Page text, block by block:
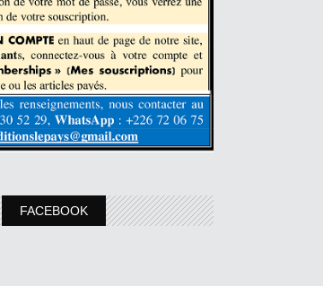
FACEBOOK